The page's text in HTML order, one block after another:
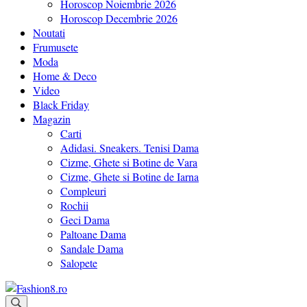
Horoscop Noiembrie 2026
Horoscop Decembrie 2026
Noutati
Frumusete
Moda
Home & Deco
Video
Black Friday
Magazin
Carti
Adidasi. Sneakers. Tenisi Dama
Cizme, Ghete si Botine de Vara
Cizme, Ghete si Botine de Iarna
Compleuri
Rochii
Geci Dama
Paltoane Dama
Sandale Dama
Salopete